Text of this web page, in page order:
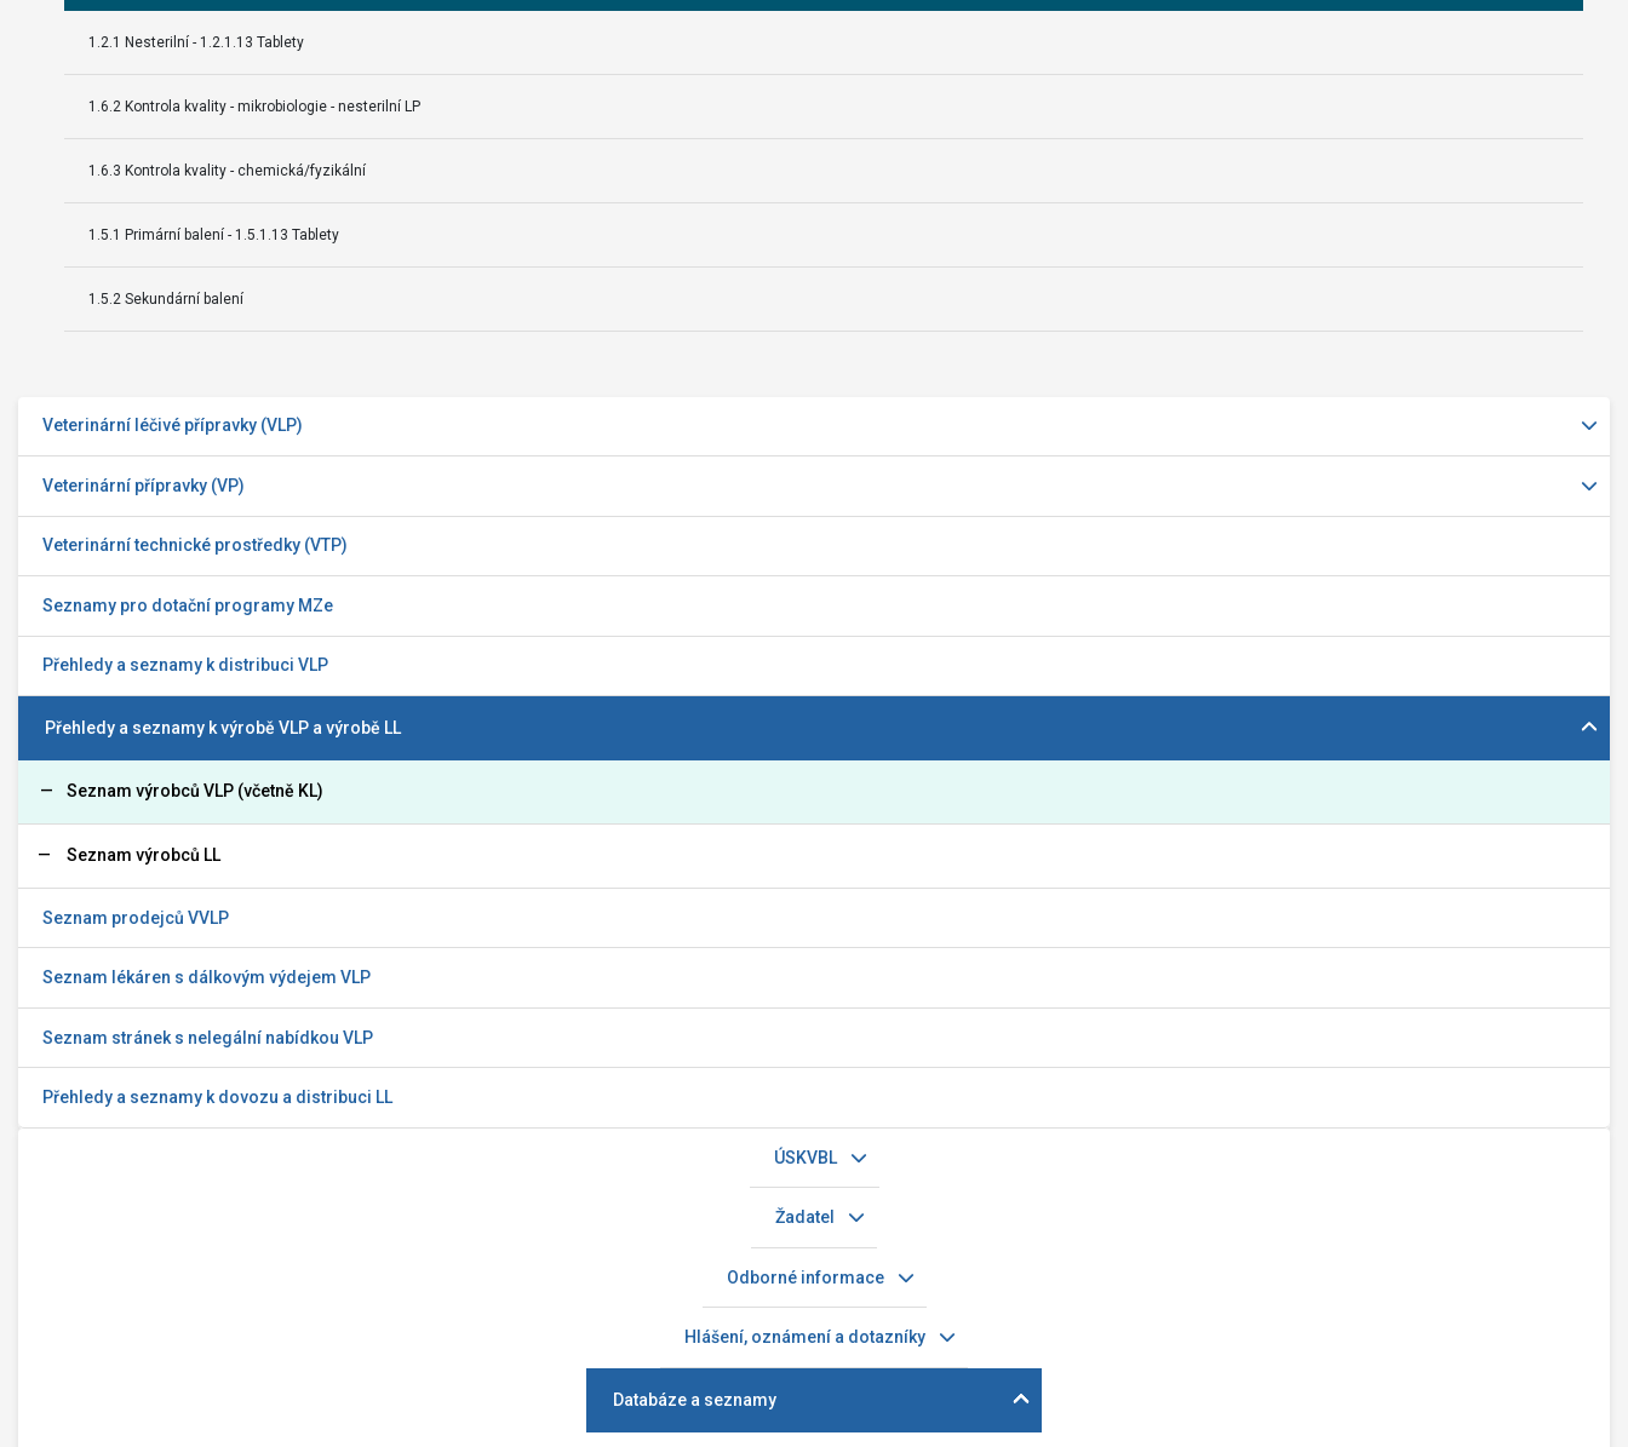
Veterinární léčivé přípravky (VLP)
Veterinární přípravky (VP)
Veterinární technické prostředky (VTP)
Seznamy pro dotační programy MZe
Přehledy a seznamy k distribuci VLP
Přehledy a seznamy k výrobě VLP a výrobě LL
Seznam výrobců VLP (včetně KL)
Seznam výrobců LL
Seznam prodejců VVLP
Seznam lékáren s dálkovým výdejem VLP
Seznam stránek s nelegální nabídkou VLP
Přehledy a seznamy k dovozu a distribuci LL
ÚSKVBL
Žadatel
Odborné informace
Hlášení, oznámení a dotazníky
Databáze a seznamy
1.2.1 Nesterilní - 1.2.1.13 Tablety
1.6.2 Kontrola kvality - mikrobiologie - nesterilní LP
1.6.3 Kontrola kvality - chemická/fyzikální
1.5.1 Primární balení - 1.5.1.13 Tablety
1.5.2 Sekundární balení